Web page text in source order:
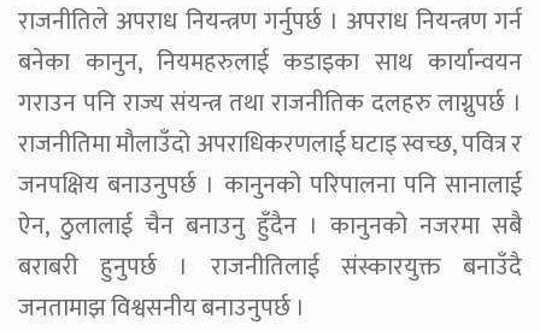
राजनीतिले अपराध नियन्त्रण गर्नुपर्छ । अपराध नियन्त्रण गर्न
बनेका कानुन, नियमहरुलाई कडाइका साथ कार्यान्वयन
गराउन पनि राज्य संयन्त्र तथा राजनीतिक दलहरु लाग्नुपर्छ ।
राजनीतिमा मौलाउँदो अपराधिकरणलाई घटाइ स्वच्छ, पवित्र र
जनपक्षिय बनाउनुपर्छ । कानुनको परिपालना पनि सानालाई
ऐन, ठुलालाई चैन बनाउनु हुँदैन । कानुनको नजरमा सबै
बराबरी हुनुपर्छ । राजनीतिलाई संस्कारयुक्त बनाउँदै
जनतामाझ विश्वसनीय बनाउनुपर्छ ।